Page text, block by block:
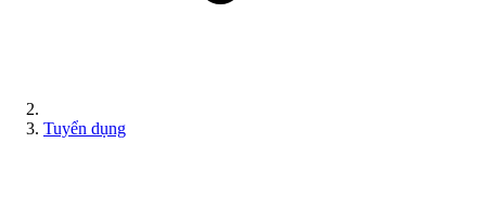
Tuyển dụng